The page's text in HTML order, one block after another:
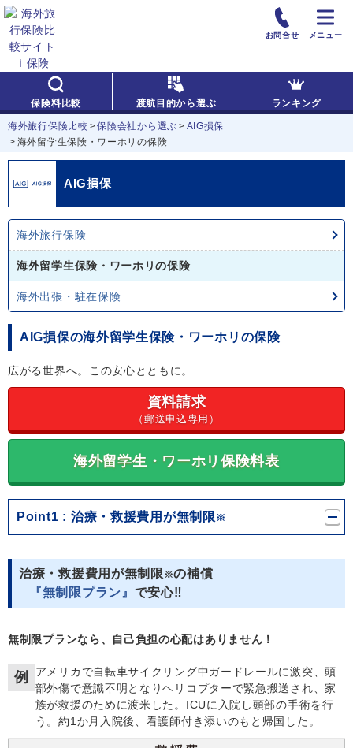
お問合せ メニュー
保険料比較 渡航目的から選ぶ ランキング
海外旅行保険比較 保険会社から選ぶ
AIG損保
海外留学生保険・ワーホリの保険
AIG損保
海外旅行保険
海外留学生保険・ ワーホリの保険
海外出張・駐在保険
AIG損保の海外留学生保険・ワーホリの保険
広がる世界へ。この安心とともに。
資料請求
（郵送申込専用）
海外留学生・ワーホリ保険料表
Point1 治療・救援費用が無制限
治療・救援費用が無制限
の補償
『無制限プラン』 で安心‼
無制限プランなら、自己負担の心配はありません！
例
アメリカで自転車サイクリング中ガードレールに激突、頭
部外傷で意識不明となりヘリコプターで緊急搬送され、家
族が救援のために渡米した。ICUに入院し頭部の手術を行
う。約1か月入院後、看護師付き添いのもと帰国した。